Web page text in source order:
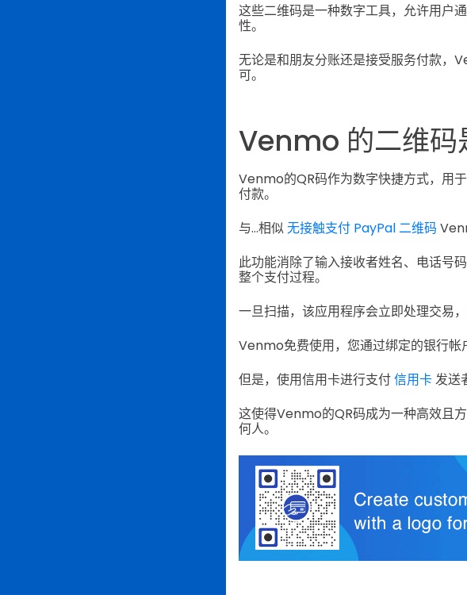
这些二维码是一种数字工具，允许用户
性。
无论是和朋友分账还是接受服务付款，
可。
Venmo 的二维码
Venmo的QR码作为数字快捷方式，用
付款。
与...相似无接触支付 PayPal 二维码
此功能消除了输入接收者姓名、电话号
整个支付过程。
一旦扫描，该应用程序会立即处理交易
Venmo免费使用，您通过绑定的银行帐
但是，使用信用卡进行支付信用卡发送
这使得Venmo的QR码成为一种高效且
何人。